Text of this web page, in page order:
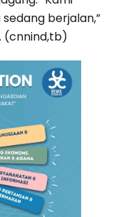
berjalan,”
(cnnind,tb)